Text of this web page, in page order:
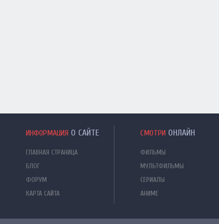
ИНФОРМАЦИЯ О САЙТЕ
ГЛАВНАЯ СТРАНИЦА
БЛОГ
ФОРУМ
КАРТА САЙТА
СМОТРИ ОНЛАЙН
ФИЛЬМЫ
МУЛЬТФИЛЬМЫ
СЕРИАЛЫ
АНИМЕ